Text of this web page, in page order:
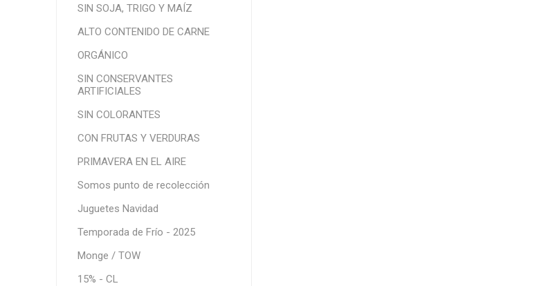
SIN SOJA, TRIGO Y MAÍZ
ALTO CONTENIDO DE CARNE
ORGÁNICO
SIN CONSERVANTES
ARTIFICIALES
SIN COLORANTES
CON FRUTAS Y VERDURAS
PRIMAVERA EN EL AIRE
Somos punto de recolección
Juguetes Navidad
Temporada de Frío - 2025
Monge / TOW
15% - CL